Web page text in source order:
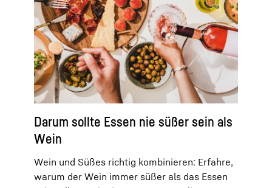
Darum sollte Essen nie süßer sein als
Wein
Wein und Süßes richtig kombinieren: Erfahre,
warum der Wein immer süßer als das Essen